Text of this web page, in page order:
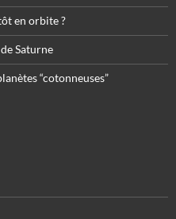
en orbite ?
Saturne
“cotonneuses”